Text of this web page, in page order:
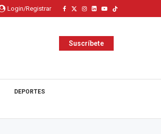
Login/Registrar
Suscríbete
DEPORTES